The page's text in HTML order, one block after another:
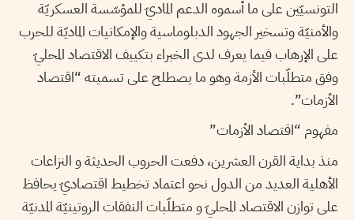
التونسيّين على ما أسموه الدعم الماديّ للمؤسّسة العسكريّة
والأمنيّة وتسخير الجهود الدبلوماسية والإمكانيات الماديّة للحرب
على الإرهاب فيما يعرف لدى الخبراء بتكييف الاقتصاد المحليّ
وفق متطلّبات الأزمة وهو ما يصطلح على تسميته “اقتصاد
الأزمات”.
مفهوم “اقتصاد الأزمات”
منذ بداية القرن العشرين، دفعت الحروب الحديثة و النزاعات
الأهلية العديد من الدول نحو اعتماد تخطيط اقتصاديّ يحافظ
على توازن الاقتصاد المحليّ و متطلّبات النفقات الروتينيّة المدنيّة